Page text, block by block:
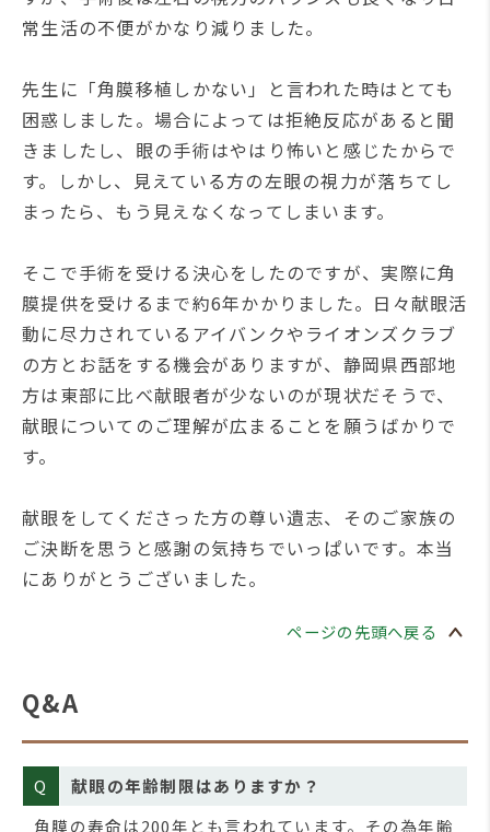
常生活の不便がかなり減りました。
先生に「角膜移植しかない」と言われた時はとても
困惑しました。場合によっては拒絶反応があると聞
きましたし、眼の手術はやはり怖いと感じたからで
す。しかし、見えている方の左眼の視力が落ちてし
まったら、もう見えなくなってしまいます。
そこで手術を受ける決心をしたのですが、実際に角
膜提供を受けるまで約6年かかりました。日々献眼活
動に尽力されているアイバンクやライオンズクラブ
の方とお話をする機会がありますが、静岡県西部地
方は東部に比べ献眼者が少ないのが現状だそうで、
献眼についてのご理解が広まることを願うばかりで
す。
献眼をしてくださった方の尊い遺志、そのご家族の
ご決断を思うと感謝の気持ちでいっぱいです。本当
にありがとうございました。
ページの先頭へ戻る
Q&A
Q
献眼の年齢制限はありますか？
角膜の寿命は200年とも言われています。その為年齢